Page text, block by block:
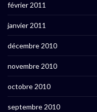
février 2011
janvier 2011
décembre 2010
novembre 2010
octobre 2010
septembre 2010